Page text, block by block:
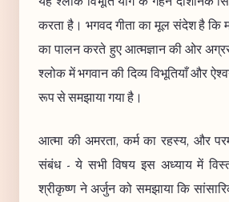
करता है। भगवद गीता का मूल संदेश है कि
का पालन करते हुए आत्मज्ञान की ओर
श्लोक में भगवान की दिव्य विभूतियाँ और
रूप से समझाया गया है।
आत्मा की अमरता, कर्म का रहस्य, और
संबंध - ये सभी विषय इस अध्याय में
श्रीकृष्ण ने अर्जुन को समझाया कि